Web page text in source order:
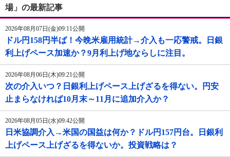
場」の最新記事
2026年08月07日(金)09:11公開
ドル円158円半ば！今晩米雇用統計→介入も一応警戒。日銀
利上げペース加速か？9月利上げ地ならしに注目。
2026年08月06日(木)09:21公開
次の介入いつ？日銀利上げペース上げざるを得ない。円安
止まらなければ10月末～11月に追加介入か？
2026年08月05日(水)09:42公開
日米協調介入→米国の国益は何か？ドル円157円台。日銀利
上げペース上げざるを得ないか。投資戦略は？